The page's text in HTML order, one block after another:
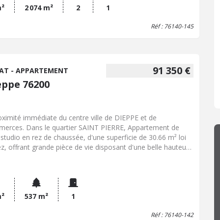
2 074 m² 2 1
Réf : 76140-145
91 350 €
- APPARTEMENT
76200
immédiate du centre ville de DIEPPE et de
Dans le quartier SAINT PIERRE, Appartement de
en rez de chaussée, d'une superficie de 30.66 m² loi
offrant grande pièce de vie disposant d'une belle hauteur
vasque. Cave privative et buanderie. Chauffage électrique,
PVC double vitrage et volets roulants électriques.
soumis au statut de la copropriété La copropriété
une partie privative et une quote-part de parties
537 m² 1
Réf : 76140-142